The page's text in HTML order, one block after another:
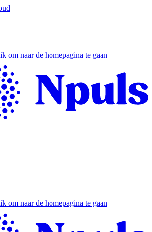
om naar de homepagina te gaan
om naar de homepagina te gaan